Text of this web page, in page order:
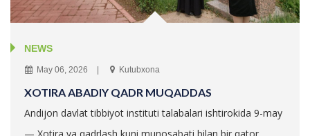
NEWS
May 06, 2026 Kutubxona
XOTIRA ABADIY QADR MUQADDAS
Andijon davlat tibbiyot instituti talabalari ishtirokida 9-may